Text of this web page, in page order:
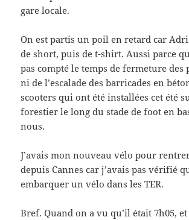
gare locale.
On est partis un poil en retard car
de short, puis de t-shirt. Aussi parce
pas compté le temps de fermeture des
ni de l’escalade des barricades en
scooters qui ont été installées cet été
forestier le long du stade de foot en
nous.
J’avais mon nouveau vélo pour
depuis Cannes car j’avais pas vérifié
embarquer un vélo dans les TER.
Bref. Quand on a vu qu’il était 7h05,